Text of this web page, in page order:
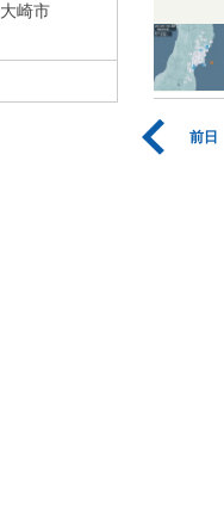
大崎市
前日